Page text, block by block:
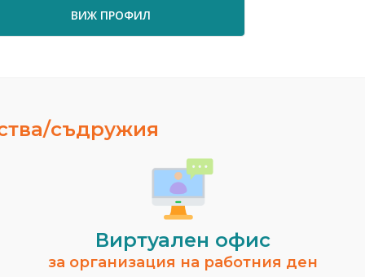
ВИЖ ПРОФИЛ
съдружия
Виртуален офис
за организация на работния ден